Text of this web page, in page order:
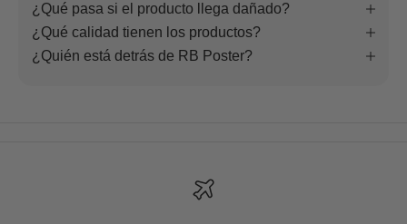
¿Qué pasa si el producto llega dañado?
¿Qué calidad tienen los productos?
¿Quién está detrás de RB Poster?